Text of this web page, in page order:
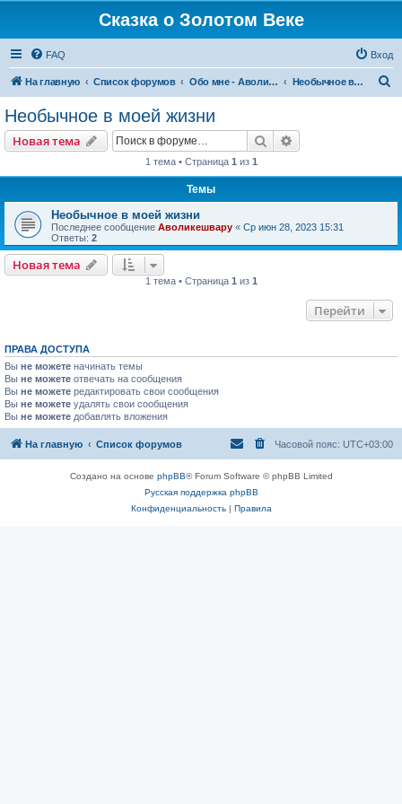
Сказка о Золотом Веке
FAQ Вход
На главную Список форумов Обо мне - Аволикешвару Необычное в моей жизни
Необычное в моей жизни
Новая тема Поиск
1 тема • Страница 1 из 1
Темы
Необычное в моей жизни
Последнее сообщение Аволикешвару « Ср июн 28, 2023 15:31
Ответы: 2
Новая тема
1 тема • Страница 1 из 1
Перейти
ПРАВА ДОСТУПА
Вы не можете начинать темы
Вы не можете отвечать на сообщения
Вы не можете редактировать свои сообщения
Вы не можете удалять свои сообщения
Вы не можете добавлять вложения
На главную Список форумов Часовой пояс: UTC+03:00
Создано на основе phpBB® Forum Software © phpBB Limited
Русская поддержка phpBB
Конфиденциальность| Правила